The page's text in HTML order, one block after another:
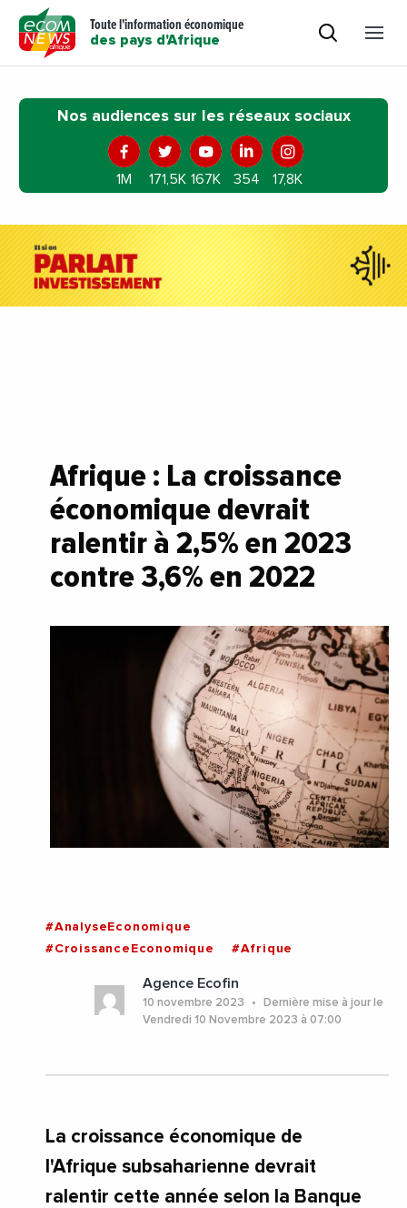
Toute l'information économique
des pays d'Afrique
Nos audiences sur les réseaux sociaux
1M 171,5K 167K 354 17,8K
Afrique : La croissance
économique devrait
ralentir à 2,5% en 2023
contre 3,6% en 2022
#AnalyseEconomique
#CroissanceEconomique
#Afrique
Agence Ecofin
10 novembre 2023
Dernière mise à jour le
Vendredi 10 Novembre 2023 à 07:00
La croissance économique de
l'Afrique subsaharienne devrait
ralentir cette année selon la Banque